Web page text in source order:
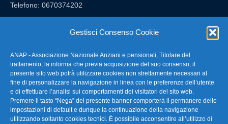
Gestisci Consenso Cookie
ANAP - Associazione Nazionale Anziani e pensionati, Titolare del
trattamento, la informa che previa acquisizione del suo consenso, il
presente sito web potrà utilizzare cookies non strettamente necessari al
fine di personalizzare la navigazione in linea con le preferenze dell’utente
e di effettuare l’analisi sui comportamenti dei visitatori del sito web.
Premere il tasto “Nega” del presente banner comporterà il permanere delle
impostazioni di default e dunque la continuazione della navigazione
utilizzando soltanto cookies tecnici. È possibile acconsentire all’utilizzo di
Telefono: 0670374202
FAQ – Domande Frequenti
La nostra Newsletter
Link Utili